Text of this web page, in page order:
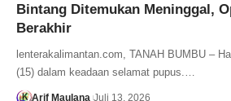
Bintang Ditemukan Meninggal,
Berakhir
lenterakalimantan.com, TANAH BUMBU –
(15) dalam keadaan selamat pupus.…
Arif Maulana Juli 13, 2026